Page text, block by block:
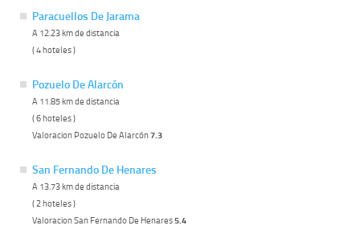
Paracuellos De Jarama
A 12.23 km de distancia
( 4 hoteles )
Pozuelo De Alarcón
A 11.85 km de distancia
( 6 hoteles )
Valoracion Pozuelo De Alarcón7.3
San Fernando De Henares
A 13.73 km de distancia
( 2 hoteles )
Valoracion San Fernando De Henares5.4